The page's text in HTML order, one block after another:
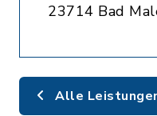
23714 Bad
Alle